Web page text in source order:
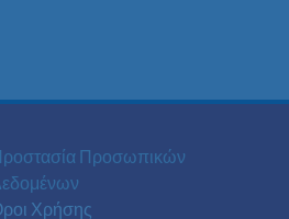
Προσωπικών
Χρήσης